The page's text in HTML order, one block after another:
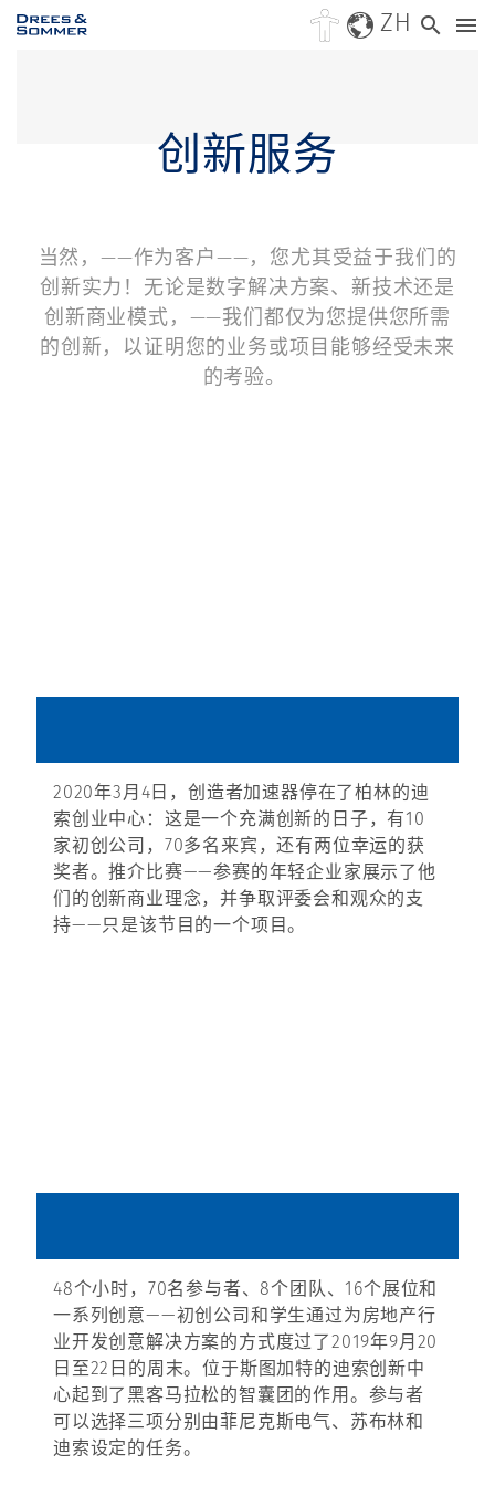
ZH
创新服务
当然，——作为客户——，您尤其受益于我们的
创新实力！无论是数字解决方案、新技术还是
创新商业模式，——我们都仅为您提供您所需
的创新，以证明您的业务或项目能够经受未来
的考验。
2020年3月4日，创造者加速器停在了柏林的迪
索创业中心：这是一个充满创新的日子，有10
家初创公司，70多名来宾，还有两位幸运的获
奖者。推介比赛——参赛的年轻企业家展示了他
们的创新商业理念，并争取评委会和观众的支
持——只是该节目的一个项目。
48个小时，70名参与者、8个团队、16个展位和
一系列创意——初创公司和学生通过为房地产行
业开发创意解决方案的方式度过了2019年9月20
日至22日的周末。位于斯图加特的迪索创新中
心起到了黑客马拉松的智囊团的作用。参与者
可以选择三项分别由菲尼克斯电气、苏布林和
迪索设定的任务。